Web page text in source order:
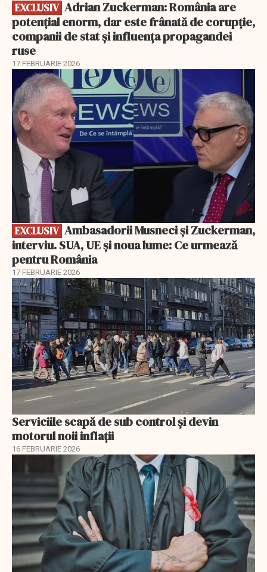
EXCLUSIV
potențial enorm, dar este frânată de corupție,
companii de stat și influența propagandei
ruse
17 FEBRUARIE 2026
EXCLUSIV
EXCLUSIV
interviu. SUA, UE și noua lume: Ce urmează
pentru România
17 FEBRUARIE 2026
Serviciile scapă de sub control și devin
motorul noii inflații
16 FEBRUARIE 2026